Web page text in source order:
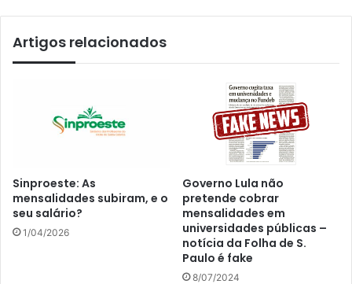
Artigos relacionados
Sinproeste: As
mensalidades subiram, e o
seu salário?
1/04/2026
Governo Lula não
pretende cobrar
mensalidades em
universidades públicas –
notícia da Folha de S.
Paulo é fake
8/07/2024